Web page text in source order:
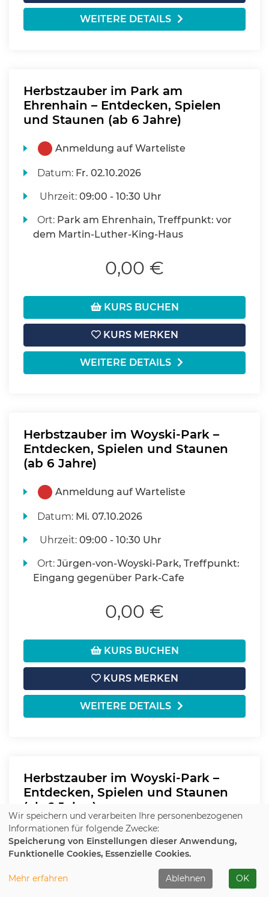
WEITERE DETAILS
Herbstzauber im Park am
Ehrenhain – Entdecken, Spielen
und Staunen (ab 6 Jahre)
Anmeldung auf Warteliste
Datum: Fr. 02.10.2026
Uhrzeit:09:00 - 10:30 Uhr
Ort: Park am Ehrenhain, Treffpunkt: vor
dem Martin-Luther-King-Haus
0,00 €
KURS BUCHEN
KURS MERKEN
WEITERE DETAILS
Herbstzauber im Woyski-Park –
Entdecken, Spielen und Staunen
(ab 6 Jahre)
Anmeldung auf Warteliste
Datum: Mi. 07.10.2026
Uhrzeit:09:00 - 10:30 Uhr
Ort:Jürgen-von-Woyski-Park, Treffpunkt:
Eingang gegenüber Park-Cafe
0,00 €
KURS BUCHEN
KURS MERKEN
WEITERE DETAILS
Herbstzauber im Woyski-Park –
Entdecken, Spielen und Staunen
(ab 6 Jahre)
Anmeldung auf Warteliste
Datum:Do.08.10.2026
Uhrzeit:
Wir speichern und verarbeiten Ihre personenbezogenen
Informationen für folgende Zwecke:
Speicherung von Einstellungen dieser Anwendung,
Funktionelle Cookies, Essenzielle Cookies.
Mehr erfahren Ablehnen OK